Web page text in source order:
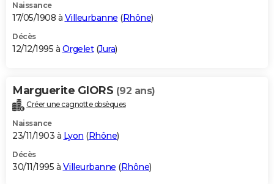
Naissance
17/05/1908 à Villeurbanne (Rhône)
Décès
12/12/1995 à Orgelet(Jura)
Marguerite GIORS (92 ans)
Créer une cagnotte obsèques
Naissance
23/11/1903 à Lyon (Rhône)
Décès
30/11/1995 à Villeurbanne (Rhône)